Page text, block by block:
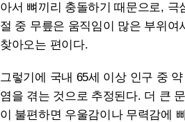
아서 뼈끼리 충돌하기 때문으로, 극
절 중 무릎은 움직임이 많은 부위여
찾아오는 편이다.
그렇기에 국내 65세 이상 인구 중
염을 겪는 것으로 추정된다. 더 큰
이 불편하면 우울감이나 무력감에